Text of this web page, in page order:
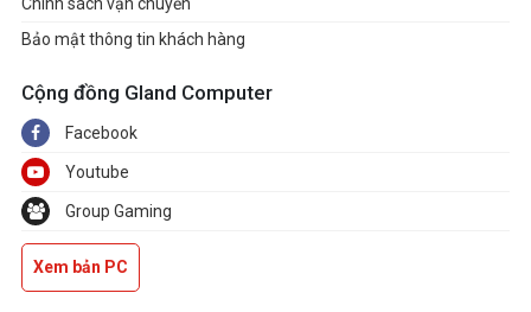
Chính sách vận chuyển
Bảo mật thông tin khách hàng
Cộng đồng Gland Computer
Facebook
Youtube
Group Gaming
Xem bản PC